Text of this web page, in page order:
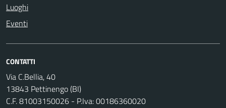
Luoghi
Eventi
CONTATTI
Via C.Bellia, 40
13843 Pettinengo (BI)
C.F. 81003150026 - P.Iva: 00186360020